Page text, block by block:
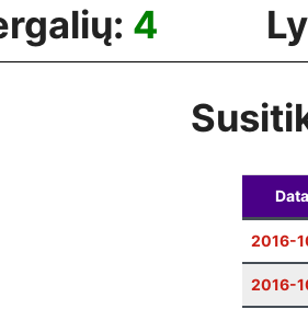
4
Data
2016-
2016-